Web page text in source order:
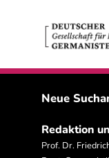
Neue
Redaktion
Prof. Dr.